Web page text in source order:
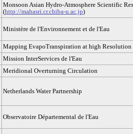
Monsoon Asian Hydro-Atmosphere Scientific
(http://mahasri.cr.chiba-u.ac.jp)
Ministère de l'Environnement et de l'Eau
Mapping EvapoTranspiration at high
Mission InterServices de l'Eau
Meridional Overturning Circulation
Netherlands Water Partnership
Observatoire Départemental de l'Eau